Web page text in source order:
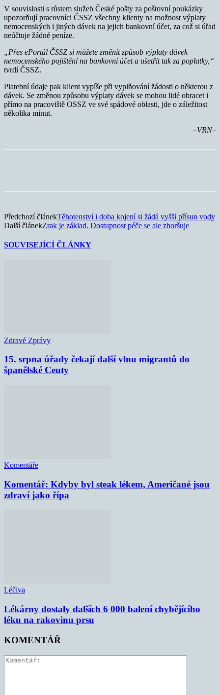
V souvislosti s růstem služeb České pošty za poštovní poukázky
upozorňují pracovníci ČSSZ všechny klienty na možnost výplaty
nemocenských i jiných dávek na jejich bankovní účet, za což si úřad
neúčtuje žádné peníze.
„Přes ePortál ČSSZ si můžete změnit způsob výplaty dávek
nemocenského pojištění na bankovní účet a ušetřit tak za poplatky,“
tvrdí ČSSZ.
Platební údaje pak klient vypíše při vyplňování žádosti o některou z
dávek. Se změnou způsobu výplaty dávek se mohou lidé obracet i
přímo na pracoviště OSSZ ve své spádové oblasti, jde o záležitost
několika minut.
–VRN–
Předchozí článekTěhotenství i doba kojení si žádá vyšší přísun vody
Další článekZrak je základ. Dostupnost péče se ale zhoršuje
SOUVISEJÍCÍ ČLÁNKY
Zdravé Zprávy
15. srpna úřady čekají další vlnu migrantů do
španělské Ceuty
Komentáře
Komentář: Kdyby byl steak lékem, Američané jsou
zdraví jako řípa
Léčiva
Lékárny dostaly dalších 6 000 balení chybějícího
léku na rakovinu prsu
KOMENTÁŘ